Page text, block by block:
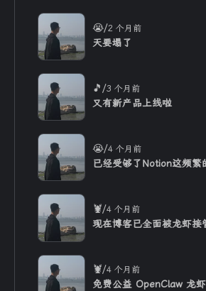
😭/2 个月前
天要塌了
🎵/3 个月前
又有新产品上线啦
😭/4 个月前
已经受够了Notion这频繁
🦞/4 个月前
现在博客已全面被龙虾接
🦞/4 个月前
免费公益 OpenClaw 龙